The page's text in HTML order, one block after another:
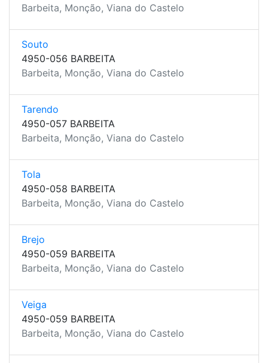
Barbeita, Monção, Viana do Castelo
Souto
4950-056 BARBEITA
Barbeita, Monção, Viana do Castelo
Tarendo
4950-057 BARBEITA
Barbeita, Monção, Viana do Castelo
Tola
4950-058 BARBEITA
Barbeita, Monção, Viana do Castelo
Brejo
4950-059 BARBEITA
Barbeita, Monção, Viana do Castelo
Veiga
4950-059 BARBEITA
Barbeita, Monção, Viana do Castelo